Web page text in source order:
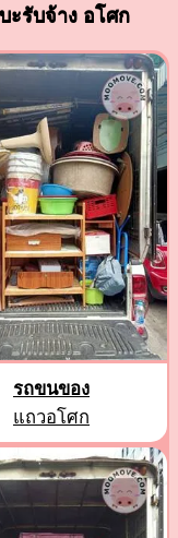
ะรับจ้าง อโศก
รถขนของ
แถวอโศก